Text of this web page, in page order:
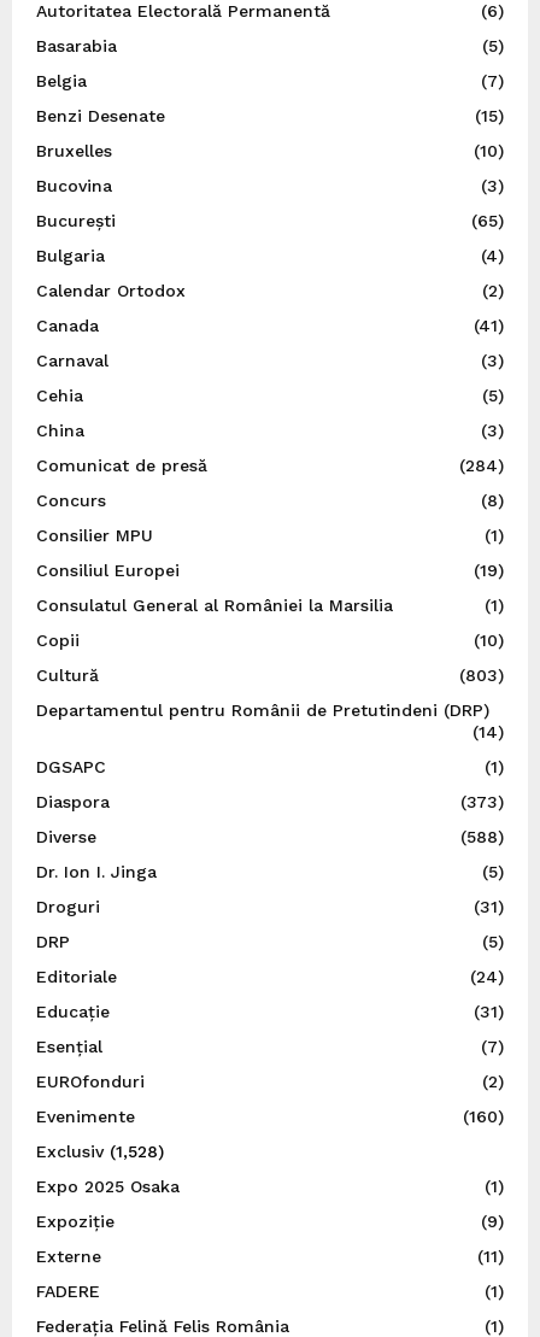
Autoritatea Electorală Permanentă
(6)
Basarabia
(5)
Belgia
(7)
Benzi Desenate
(15)
Bruxelles
(10)
Bucovina
(3)
București
(65)
Bulgaria
(4)
Calendar Ortodox
(2)
Canada
(41)
Carnaval
(3)
Cehia
(5)
China
(3)
Comunicat de presă
(284)
Concurs
(8)
Consilier MPU
(1)
Consiliul Europei
(19)
Consulatul General al României la Marsilia
(1)
Copii
(10)
Cultură
(803)
Departamentul pentru Românii de Pretutindeni (DRP)
(14)
DGSAPC
(1)
Diaspora
(373)
Diverse
(588)
Dr. Ion I. Jinga
(5)
Droguri
(31)
DRP
(5)
Editoriale
(24)
Educație
(31)
Esențial
(7)
EUROfonduri
(2)
Evenimente
(160)
Exclusiv(1,528)
Expo 2025 Osaka
(1)
Expoziție
(9)
Externe
(11)
FADERE
(1)
Federația Felină Felis România
(1)